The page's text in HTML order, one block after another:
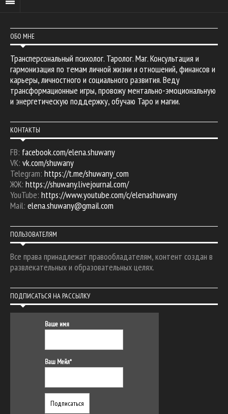
ОБО МНЕ
Трансперсональный психолог. Таролог. Маг. Консультация и
гармонизация по темам личной жизни и отношений, финансов и
карьеры, личностного и социального развития. Веду
трансформационные игры, провожу ментально-эмоциональную
и энергетическую поддержку, обучаю Таро и магии.
КОНТАКТЫ
FB: facebook.com/elena.shuwany
VK: vk.com/shuwany
Telegram: https://t.me/shuwany_com
ЖЖ: https://shuwany.livejournal.com/
YouTube: https://www.youtube.com/c/elenashuwany
Mail: elena.shuwany@gmail.com
ПОЛЬЗОВАТЕЛЯМ
Все права принадлежат правообладателям, контент создан в
развлекательных и образовательных целях.
ПОДПИСАТЬСЯ НА РАССЫЛКУ
Ваше имя
Ваш Мейл*